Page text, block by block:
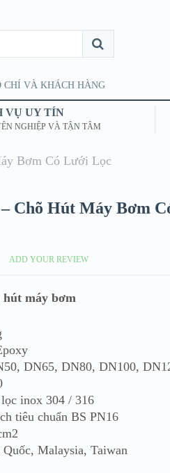
CHÍ VÀ KHÁCH HÀNG
VỤ UY TÍN
NGHIỆP VÀ TẬN TÂM
Bơm Có Lưới Lọc
Chõ Hút Máy Bơm
ADD YOUR REVIEW
hút máy bơm
DN65, DN80, DN100,
inox 304 / 316
tiêu chuẩn BS PN16
Malaysia, Taiwan